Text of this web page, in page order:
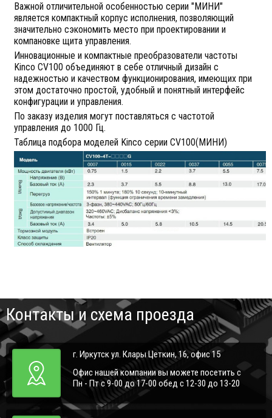
Важной отличительной особенностью серии "МИНИ"
является компактный корпус исполнения, позволяющий
значительно сэкономить место при проектировании и
компановке щита управления.
Инновационные и компактные преобразователи частоты
Kinco СV100 объединяют в себе отличный дизайн с
надежностью и качеством функционирования, имеющих при
этом достаточно простой, удобный и понятный интерфейс
конфигурации и управления.
По заказу изделия могут поставляться с частотой
управления до 1000 Гц.
Таблица подбора моделей Kinco серии CV100(МИНИ)
Контакты и схема проезда
г. Иркутск ул. Клары Цеткин, 16, офис 15
Офис нашей компании вы можете посетить с
Пн - Пт с 9-00 до 17-00 обед с 12-30 до 13-20